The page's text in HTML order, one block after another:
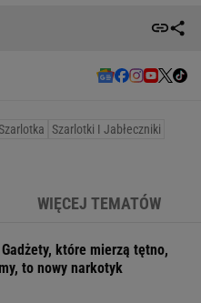
Szarlotki I Jabłeczniki
WIĘCEJ TEMATÓW
Gadżety, które mierzą tętno,
to nowy narkotyk